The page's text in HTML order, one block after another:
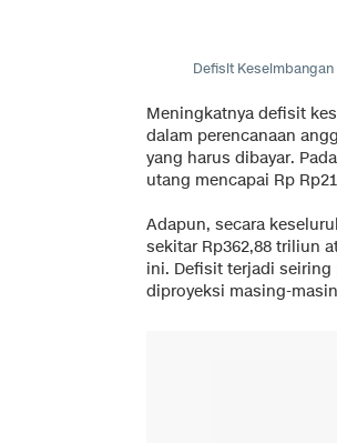
Defisit Keseimbangan
Meningkatnya defisit
dalam perencanaan
yang harus dibayar.
utang mencapai Rp
Adapun, secara
sekitar Rp362,88 triliun
ini. Defisit terjadi seiring
diproyeksi masing-